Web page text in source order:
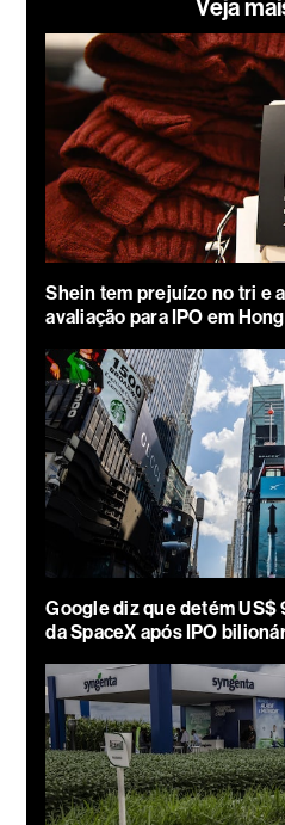
Veja
Shein tem prejuízo no tri e
avaliação para IPO em
Google diz que detém US$
da SpaceX após IPO